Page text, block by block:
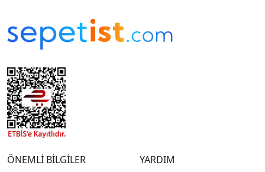
ÖNEMLİ BİLGİLER YARDIM